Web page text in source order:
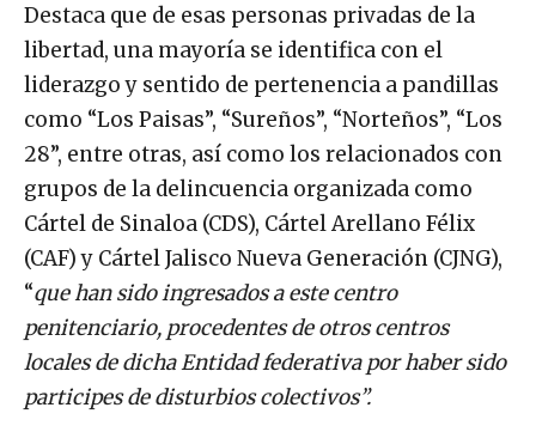
Destaca que de esas personas privadas de la
libertad, una mayoría se identifica con el
liderazgo y sentido de pertenencia a pandillas
como “Los Paisas”, “Sureños”, “Norteños”, “Los
28”, entre otras, así como los relacionados con
grupos de la delincuencia organizada como
Cártel de Sinaloa (CDS), Cártel Arellano Félix
(CAF) y Cártel Jalisco Nueva Generación (CJNG),
“que han sido ingresados a este centro
penitenciario, procedentes de otros centros
locales de dicha Entidad federativa por haber sido
participes de disturbios colectivos”.